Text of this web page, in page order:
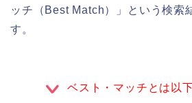
ッチ（Best Match）」という検索
す。
ベスト・マッチとは以